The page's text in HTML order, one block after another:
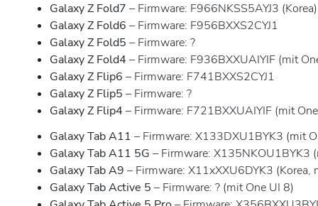
Galaxy Z Fold7 – Firmware: F966NKSS5AYJ3 (Korea)
Galaxy Z Fold6 – Firmware: F956BXXS2CYJ1
Galaxy Z Fold5 – Firmware: ?
Galaxy Z Fold4 – Firmware: F936BXXUAIYIF (mit
Galaxy Z Flip6 – Firmware: F741BXXS2CYJ1
Galaxy Z Flip5 – Firmware: ?
Galaxy Z Flip4 – Firmware: F721BXXUAIYIF (mit
Galaxy Tab A11 – Firmware: X133DXU1BYK3 (mit
Galaxy Tab A11 5G – Firmware: X135NKOU1BYK3
Galaxy Tab A9 – Firmware: X11xXXU6DYK3 (Korea,
Galaxy Tab Active 5 – Firmware: ? (mit One UI 8)